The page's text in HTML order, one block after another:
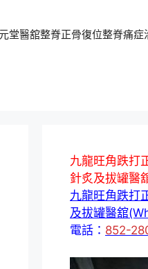
堂醫舘整脊正骨復位整脊痛症
九龍旺角跌打
針炙及拔罐醫
九龍旺角跌打
及拔罐醫舘
電話： 852-